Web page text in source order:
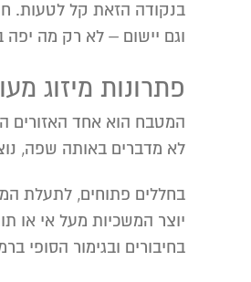
בנקודה הזאת קל לטעות.
וגם יישום – לא רק מה יפה
פתרונות מיזוג
המטבח הוא אחד האזורים
לא מדברים באותה שפה,
בחללים פתוחים, לתעלת
יוצר המשכיות מעל אי או
בחיבורים ובגימור הסופי